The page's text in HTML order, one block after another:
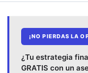
¡NO PIERDAS LA
¿Tu estrategia
GRATIS con un